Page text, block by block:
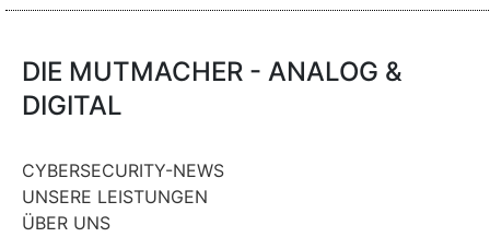
DIE MUTMACHER - ANALOG &
DIGITAL
CYBERSECURITY-NEWS
UNSERE LEISTUNGEN
ÜBER UNS